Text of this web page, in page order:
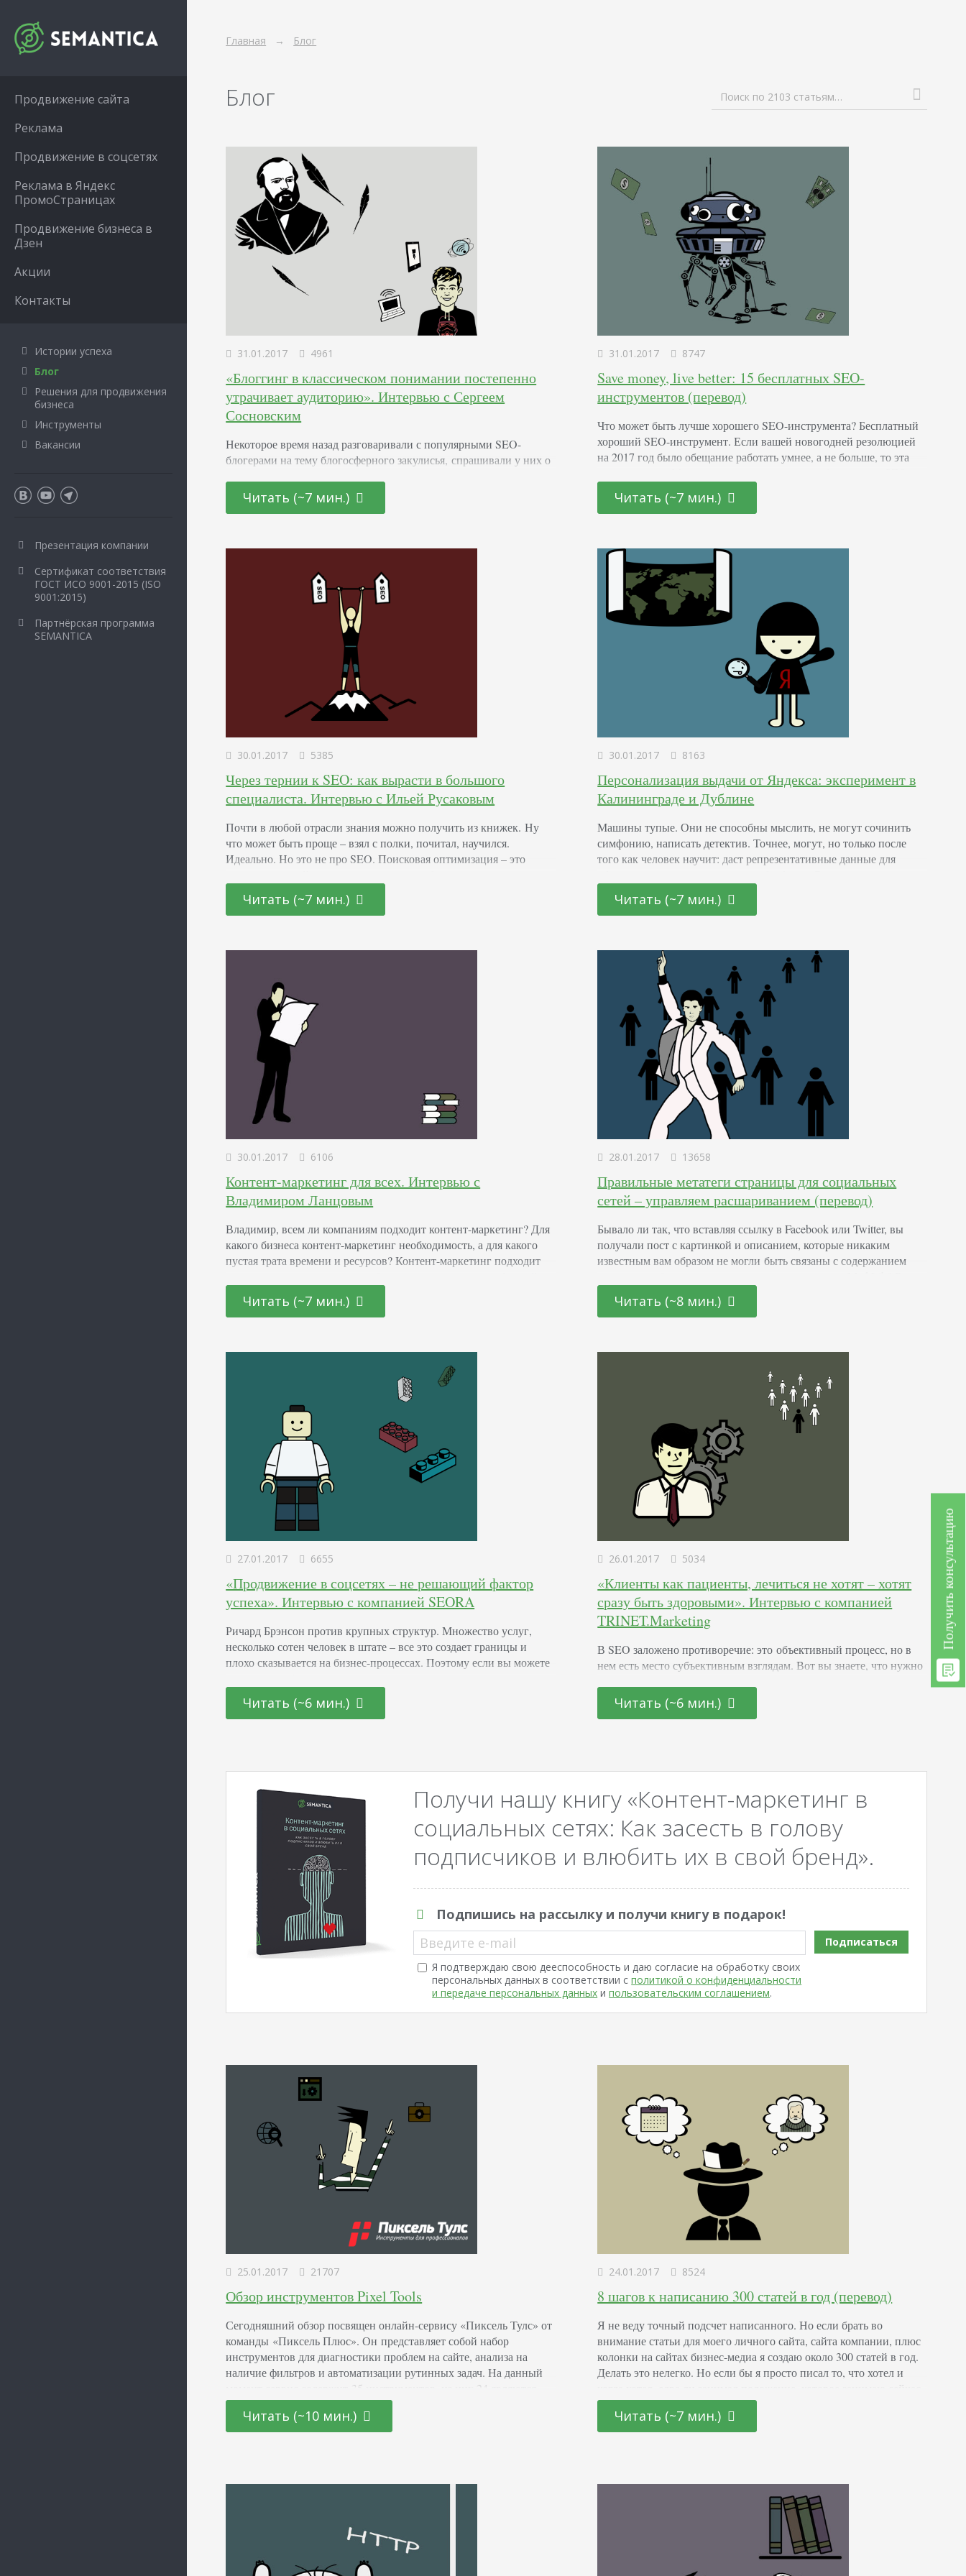
Главная Блог
Блог Поиск по 2103 статьям…
31.01.2017 4961
«Блоггинг в классическом понимании постепенно
утрачивает аудиторию». Интервью с Сергеем
Сосновским
Некоторое время назад разговаривали с популярными SEO-
блогерами на тему блогосферного закулисья, спрашивали у них о
коснулись и тех, кто пишет о продвижении. Что нового в
блоггинг принес год прошедший и готовит грядущий, узнали у
Читать (~7 мин.)
31.01.2017 8747
Save money, live better: 15 бесплатных SEO-
инструментов (перевод)
Что может быть лучше хорошего SEO-инструмента? Бесплатный
хороший SEO-инструмент. Если вашей новогодней резолюцией
на 2017 год было обещание работать умнее, а не больше, то эта
инструментов, которые используем почти каждый день. 15.
Wayback Machine The Wayback Machine – самый полный
Читать (~7 мин.)
30.01.2017 5385
Через тернии к SEO: как вырасти в большого
специалиста. Интервью с Ильей Русаковым
Почти в любой отрасли знания можно получить из книжек. Ну
что может быть проще – взял с полки, почитал, научился.
Идеально. Но это не про SEO. Поисковая оптимизация – это
интернету. Блоги, интервью, конференции, новости – путь
сложен и не обещает быть успешным. Можно рыдать или
Читать (~7 мин.)
30.01.2017 8163
Персонализация выдачи от Яндекса: эксперимент в
Калининграде и Дублине
Машины тупые. Они не способны мыслить, не могут сочинить
симфонию, написать детектив. Точнее, могут, но только после
того как человек научит: даст репрезентативные данные для
(по меркам существования механизмов) занимается Яндекс –
компания, которая решила в своем поисковике учитывать
Читать (~7 мин.)
30.01.2017 6106
Контент-маркетинг для всех. Интервью с
Владимиром Ланцовым
Владимир, всем ли компаниям подходит контент-маркетинг? Для
какого бизнеса контент-маркетинг необходимость, а для какого
пустая трата времени и ресурсов? Контент-маркетинг подходит
или продажей американских керамических грилей. Вы
занимаетесь закупкой и фасовкой семечек? Считаете это слишком
общих тенденциях, выставках,…
Читать (~7 мин.)
28.01.2017 13658
Правильные метатеги страницы для социальных
сетей – управляем расшариванием (перевод)
Бывало ли так, что вставляя ссылку в Facebook или Twitter, вы
получали пост с картинкой и описанием, которые никаким
известным вам образом не могли быть связаны с содержанием
дважды подумаете, прежде чем поделиться таким постом, не так
ли? Но выход есть. Маркетологи могут влиять на
Читать (~8 мин.)
27.01.2017 6655
«Продвижение в соцсетях – не решающий фактор
успеха». Интервью с компанией SEORA
Ричард Брэнсон против крупных структур. Множество услуг,
несколько сотен человек в штате – все это создает границы и
плохо сказывается на бизнес-процессах. Поэтому если вы можете
выделите его в отдельный бизнес. Да, наверное, это так. Глядя на
успехи Брэнсона, сомневаться сложно. Но и на себе проверить я
Читать (~6 мин.)
26.01.2017 5034
«Клиенты как пациенты, лечиться не хотят – хотят
сразу быть здоровыми». Интервью с компанией
TRINET.Marketing
В SEO заложено противоречие: это объективный процесс, но в
нем есть место субъективным взглядам. Вот вы знаете, что нужно
рабочий момент, но его нужно решать. Причем так, чтобы
качество не страдало, и клиент был доволен. В нашей компании
Читать (~6 мин.)
Получи нашу книгу «Контент-маркетинг в
социальных сетях: Как засесть в голову
подписчиков и влюбить их в свой бренд».
Подпишись на рассылку и получи книгу в подарок!
Введите e-mail
Я подтверждаю свою дееспособность и даю согласие на обработку своих
персональных данных в соответствии сполитикой о конфиденциальности
и передаче персональных данных ипользовательским соглашением.
Подписаться
25.01.2017 21707
Обзор инструментов Pixel Tools
Сегодняшний обзор посвящен онлайн-сервису «Пиксель Тулс» от
команды «Пиксель Плюс». Он представляет собой набор
инструментов для диагностики проблем на сайте, анализа на
наличие фильтров и автоматизации рутинных задач. На данный
момент сервис содержит 35 инструментов, из них 24 являются
бесплатными. Сервис активно развивается, а количество
инструментов растет каждую неделю. После быстрой
регистрации вам будет доступен бесплатный тариф для работы.
Читать (~10 мин.)
24.01.2017 8524
8 шагов к написанию 300 статей в год (перевод)
Я не веду точный подсчет написанного. Но если брать во
внимание статьи для моего личного сайта, сайта компании, плюс
колонки на сайтах бизнес-медиа я создаю около 300 статей в год.
Делать это нелегко. Но если бы я просто писал то, что хотел и
когда хотел, едва ли занимал положение, которое занимаю сейчас.
Стратегия играет огромную роль в создании контента для…
Читать (~7 мин.)
Продвижение сайта
Реклама
Продвижение в соцсетях
Реклама в Яндекс
ПромоСтраницах
Продвижение бизнеса в
Дзен
Акции
Контакты
Истории успеха
Блог
Решения для продвижения
бизнеса
Инструменты
Вакансии
Презентация компании
Сертификат соответствия
ГОСТ ИСО 9001-2015 (ISO
9001:2015)
Партнёрская программа
SEMANTICA
Получить консультацию